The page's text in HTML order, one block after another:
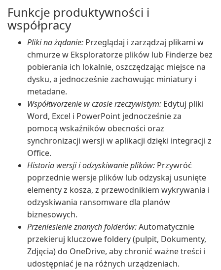
Funkcje produktywności i
współpracy
Pliki na żądanie: Przeglądaj i zarządzaj plikami w
chmurze w Eksploratorze plików lub Finderze bez
pobierania ich lokalnie, oszczędzając miejsce na
dysku, a jednocześnie zachowując miniatury i
metadane.
Współtworzenie w czasie rzeczywistym: Edytuj pliki
Word, Excel i PowerPoint jednocześnie za
pomocą wskaźników obecności oraz
synchronizacji wersji w aplikacji dzięki integracji z
Office.
Historia wersji i odzyskiwanie plików: Przywróć
poprzednie wersje plików lub odzyskaj usunięte
elementy z kosza, z przewodnikiem wykrywania i
odzyskiwania ransomware dla planów
biznesowych.
Przeniesienie znanych folderów:Automatycznie
przekieruj kluczowe foldery (pulpit, Dokumenty,
Zdjęcia) do OneDrive, aby chronić ważne treści i
udostępniać je na różnych urządzeniach.